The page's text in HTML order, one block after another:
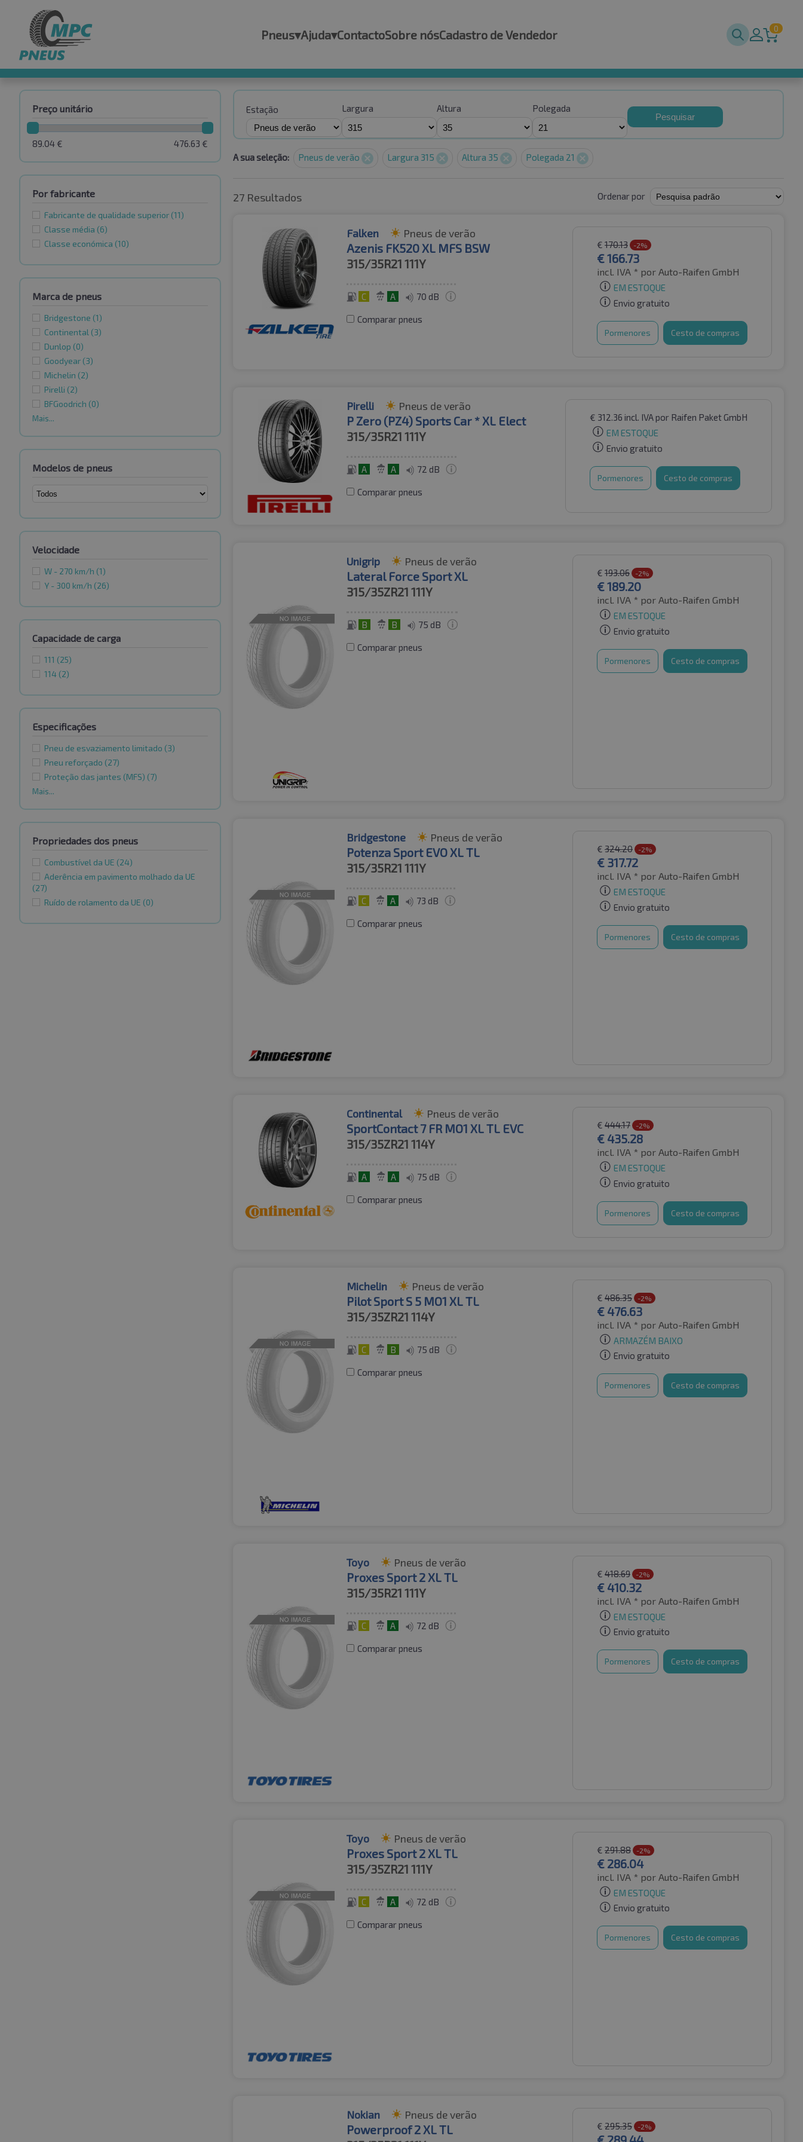
Pneus▾Ajuda▾ContactoSobre nósCadastro de Vendedor 0
Preço unitário
476.63 €
89.04 €
Por fabricante
Fabricante de qualidade superior (11)
Classe média (6)
Classe económica (10)
Marca de pneus
Bridgestone (1)
Continental (3)
Dunlop (0)
Goodyear (3)
Michelin (2)
Pirelli (2)
BFGoodrich (0)
Mais...
Modelos de pneus
Velocidade
W - 270 km/h (1)
Y - 300 km/h (26)
Capacidade de carga
111 (25)
114 (2)
Especificações
Pneu de esvaziamento limitado (3)
Pneu reforçado (27)
Proteção das jantes (MFS) (7)
Mais...
Propriedades dos pneus
Combustível da UE (24)
Aderência em pavimento molhado da UE
(27)
Ruído de rolamento da UE (0)
Estação Largura Altura Polegada
Pesquisar
A sua seleção: Pneus de verão Largura 315 Altura 35 Polegada 21
27 Resultados Ordenar por
Falken Pneus de verão
Azenis FK520 XL MFS BSW
315/35R21 111Y
C A 70 dB
Comparar pneus
€ 170.13 -2%
€166.73
incl. IVA * por Auto-Raifen GmbH
EM ESTOQUE
Envio gratuito
Pormenores Cesto de compras
Pirelli Pneus de verão
P Zero (PZ4) Sports Car * XL Elect
315/35R21 111Y
A A 72 dB
Comparar pneus
€ 312.36 incl. IVApor Raifen Paket GmbH
EM ESTOQUE
Envio gratuito
Pormenores Cesto de compras
Unigrip Pneus de verão
Lateral Force Sport XL
315/35ZR21 111Y
B B 75 dB
Comparar pneus
€ 193.06 -2%
€189.20
incl. IVA * por Auto-Raifen GmbH
EM ESTOQUE
Envio gratuito
Pormenores Cesto de compras
Bridgestone Pneus de verão
Potenza Sport EVO XL TL
315/35R21 111Y
C A 73 dB
Comparar pneus
€ 324.20 -2%
€ 317.72
incl. IVA * por Auto-Raifen GmbH
EM ESTOQUE
Envio gratuito
Pormenores Cesto de compras
Continental Pneus de verão
SportContact 7 FR MO1 XL TL EVC
315/35ZR21 114Y
A A 75 dB
Comparar pneus
€ 444.17 -2%
€ 435.28
incl. IVA * por Auto-Raifen GmbH
EM ESTOQUE
Envio gratuito
Pormenores Cesto de compras
Michelin Pneus de verão
Pilot Sport S 5 MO1 XL TL
315/35ZR21 114Y
C B 75 dB
Comparar pneus
€ 486.35 -2%
€ 476.63
incl. IVA * por Auto-Raifen GmbH
ARMAZÉM BAIXO
Envio gratuito
Pormenores Cesto de compras
Toyo Pneus de verão
Proxes Sport 2 XL TL
315/35R21 111Y
C A 72 dB
Comparar pneus
€ 418.69 -2%
€ 410.32
incl. IVA * por Auto-Raifen GmbH
EM ESTOQUE
Envio gratuito
Pormenores Cesto de compras
Toyo Pneus de verão
Proxes Sport 2 XL TL
315/35ZR21 111Y
C A 72 dB
Comparar pneus
€ 291.88 -2%
€ 286.04
incl. IVA * por Auto-Raifen GmbH
EM ESTOQUE
Envio gratuito
Pormenores Cesto de compras
Nokian Pneus de verão
Powerproof 2 XL TL
€ 295.35 -2%